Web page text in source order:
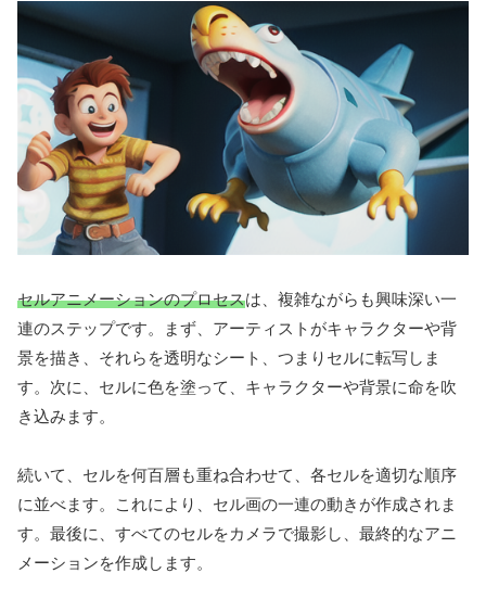
セルアニメーションのプロセスは、複雑ながらも興味深い一
連のステップです。まず、アーティストがキャラクターや背
景を描き、それらを透明なシート、つまりセルに転写しま
す。次に、セルに色を塗って、キャラクターや背景に命を吹
き込みます。
続いて、セルを何百層も重ね合わせて、各セルを適切な順序
に並べます。これにより、セル画の一連の動きが作成されま
す。最後に、すべてのセルをカメラで撮影し、最終的なアニ
メーションを作成します。